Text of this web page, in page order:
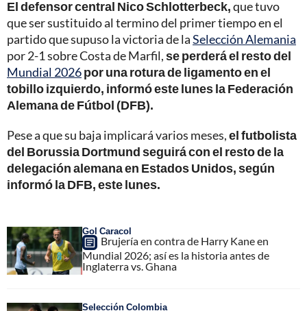
El defensor central Nico Schlotterbeck,que tuvo
que ser sustituido al termino del primer tiempo en el
partido que supuso la victoria de laSelección Alemania
por 2-1 sobre Costa de Marfil,se perderá el resto del
Mundial 2026por una rotura de ligamento en el
tobillo izquierdo, informó este lunes la Federación
Alemana de Fútbol (DFB).
Pese a que su baja implicará varios meses,el futbolista
del Borussia Dortmund seguirá con el resto de la
delegación alemana en Estados Unidos, según
informó la DFB, este lunes.
Gol Caracol
Brujería en contra de Harry Kane en
Mundial 2026; así es la historia antes de
Inglaterra vs. Ghana
Selección Colombia